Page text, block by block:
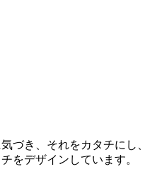
づき、それをカタチに
をデザインしています。